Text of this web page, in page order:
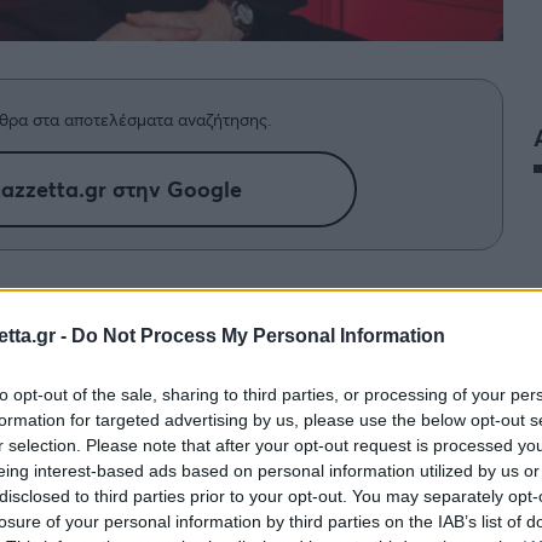
- Do Not Process My Personal Information
opt-out of the sale, sharing to third parties, or processing of your
for targeted advertising by us, please use the below opt-out
selection. Please note that after your opt-out request is processed
interest-based ads based on personal information utilized by us
to third parties prior to your opt-out. You may separately
of your personal information by third parties on the IAB’s list of
στα αποτελέσματα αναζήτησης.
στην Google
Ομπστ θα συνεχίσει να φοράει τη
έως και το καλοκαίρι του
και απέμενε μόνο η επίσημη ανακοίνωση
με τηνΜπάγερν Μονάχου, κάτι που σημαίνει ότι